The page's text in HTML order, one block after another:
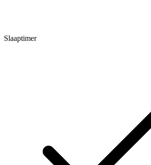
Slaaptimer